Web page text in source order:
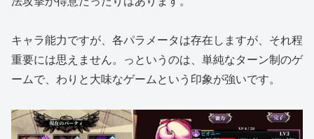
キャラ能力ですが、各パラメータは存在しますが、それ程
重要には思えません。っというのは、単純なターン制のゲ
ームで、わりと大味なゲームという印象が強いです。